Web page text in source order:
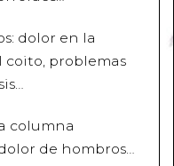
dolor en la
coito, problemas
columna
de hombros…